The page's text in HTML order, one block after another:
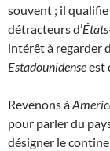
souvent ; il
détracteurs d’
intérêt à regarder
Estadounidenseest
Revenons à
pour parler du
désigner le